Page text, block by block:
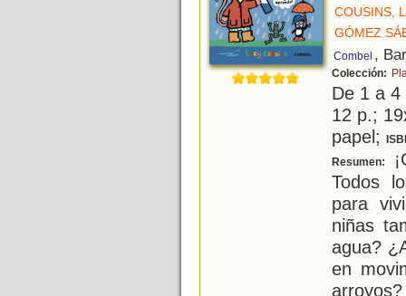
COUSINS,
GÓMEZ
Combel ,
Colección:
De 1 a
12 p.;
papel;
Resumen:
Todos
para
niñas
agua?
en